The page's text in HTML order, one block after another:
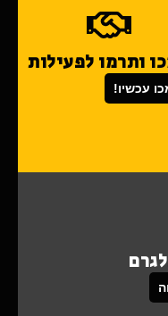
ותרמו לפעילות
עכשיו!